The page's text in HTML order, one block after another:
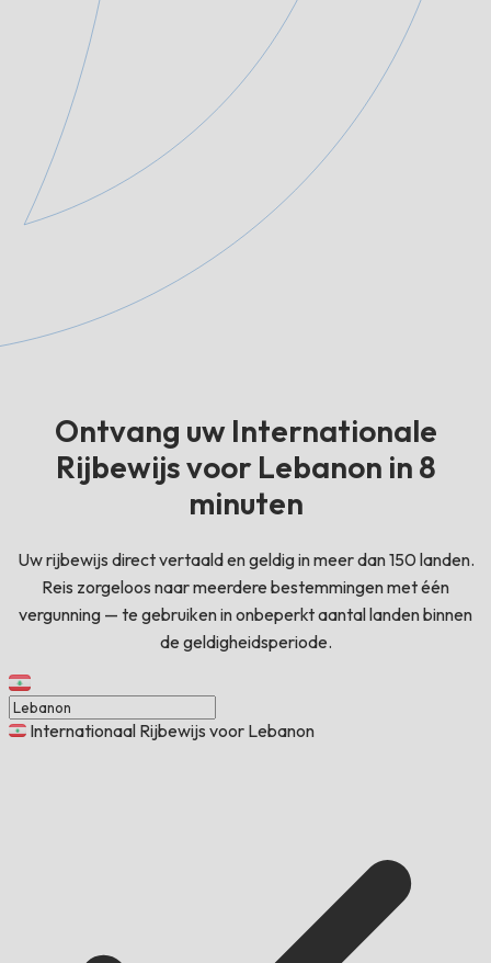
Ontvang uw Internationale
Rijbewijs voor Lebanon in 8
minuten
Uw rijbewijs direct vertaald en geldig in meer dan 150 landen.
Reis zorgeloos naar meerdere bestemmingen met één
vergunning — te gebruiken in onbeperkt aantal landen binnen
de geldigheidsperiode.
Internationaal Rijbewijs voor Lebanon